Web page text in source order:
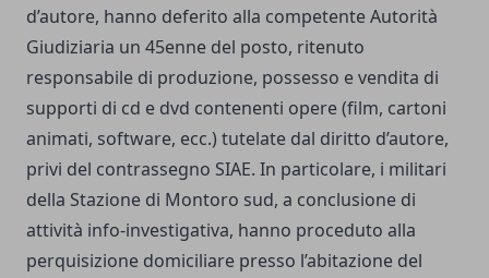
d’autore, hanno deferito alla competente Autorità
Giudiziaria un 45enne del posto, ritenuto
responsabile di produzione, possesso e vendita di
supporti di cd e dvd contenenti opere (film, cartoni
animati, software, ecc.) tutelate dal diritto d’autore,
privi del contrassegno SIAE. In particolare, i militari
della Stazione di Montoro sud, a conclusione di
attività info-investigativa, hanno proceduto alla
perquisizione domiciliare presso l’abitazione del